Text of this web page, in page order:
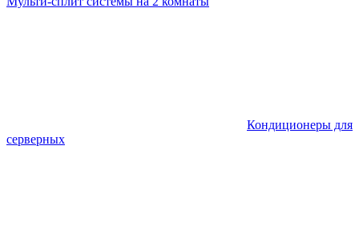
Кондиционеры для
серверных